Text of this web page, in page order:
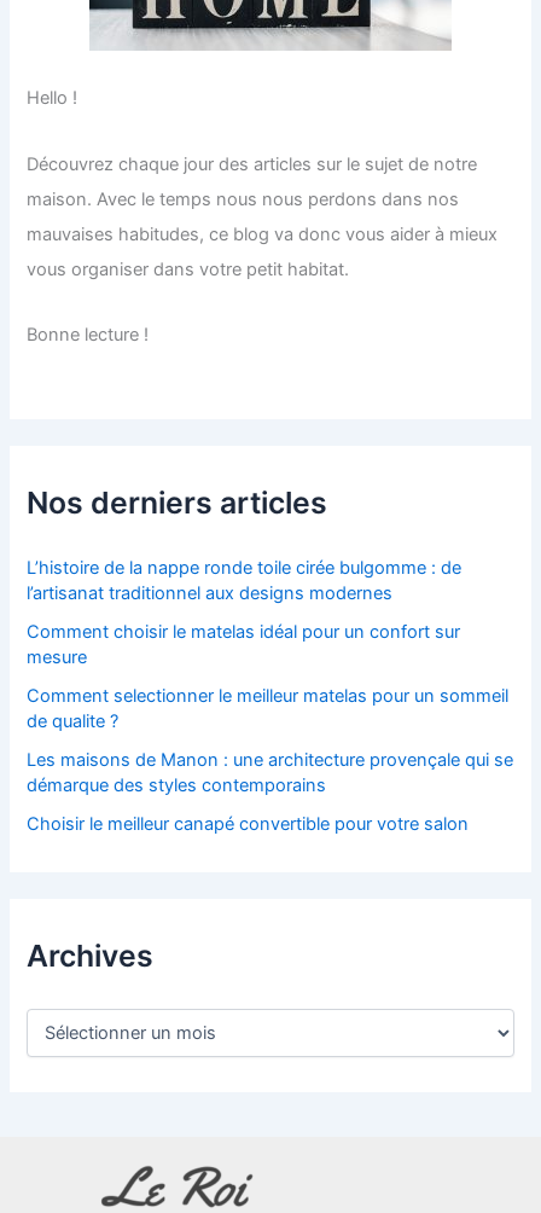
Hello !
Découvrez chaque jour des articles sur le sujet de notre
maison. Avec le temps nous nous perdons dans nos
mauvaises habitudes, ce blog va donc vous aider à mieux
vous organiser dans votre petit habitat.
Bonne lecture !
Nos derniers articles
L’histoire de la nappe ronde toile cirée bulgomme : de
l’artisanat traditionnel aux designs modernes
Comment choisir le matelas idéal pour un confort sur
mesure
Comment selectionner le meilleur matelas pour un sommeil
de qualite ?
Les maisons de Manon : une architecture provençale qui se
démarque des styles contemporains
Choisir le meilleur canapé convertible pour votre salon
Archives
A